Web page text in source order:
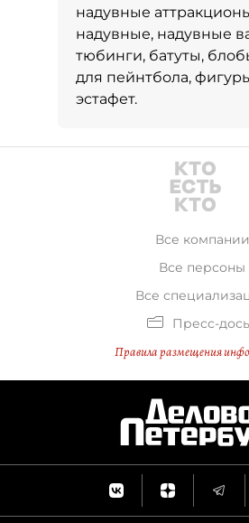
надувные
надувные, надувные
тюбинги, батуты,
для пейнтбола,
эстафет.
Все компании
Все персоны
Все
Пресс-
Правила размещения